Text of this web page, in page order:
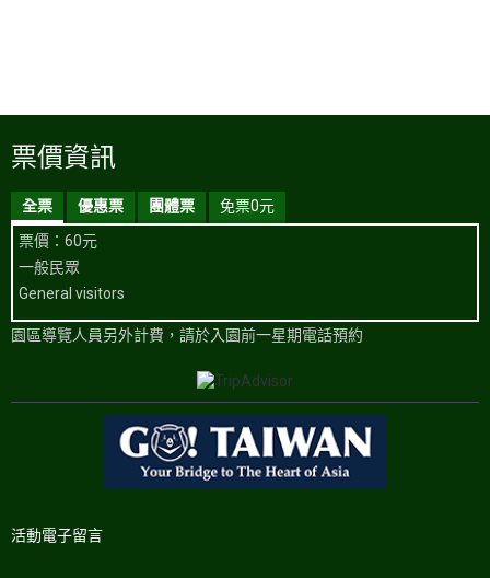
票價資訊
全票 優惠票 團體票
免票0元
票價：60元
一般民眾
General visitors
園區導覽人員另外計費，請於入園前一星期電話預約
活動電子留言